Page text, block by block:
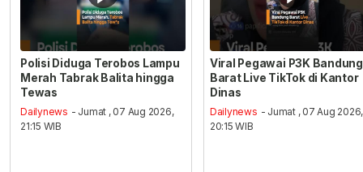
Polisi Diduga Terobos Lampu
Merah Tabrak Balita hingga
Tewas
Dailynews - Jumat , 07 Aug 2026,
21:15 WIB
Viral Pegawai P3K Bandung
Barat Live TikTok di Kantor
Dinas
Dailynews - Jumat , 07 Aug 2026,
20:15 WIB